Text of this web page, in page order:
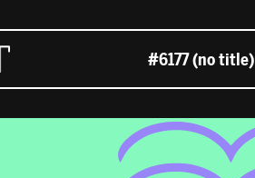
#6177 (no title)